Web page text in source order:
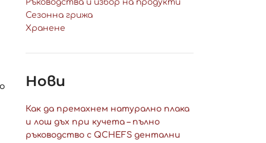
Ръководства и избор на продукти
Сезонна грижа
Хранене
Нови
Как да премахнем натурално плака
и лош дъх при кучета – пълно
ръководство с QCHEFS дентални